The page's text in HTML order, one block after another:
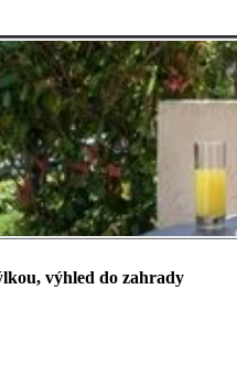
výhled do zahrady